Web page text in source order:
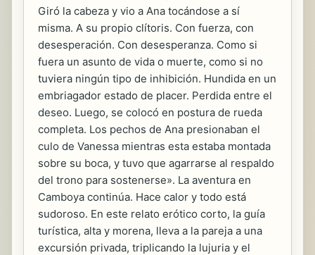
Giró la cabeza y vio a Ana tocándose a sí
misma. A su propio clítoris. Con fuerza, con
desesperación. Con desesperanza. Como si
fuera un asunto de vida o muerte, como si no
tuviera ningún tipo de inhibición. Hundida en un
embriagador estado de placer. Perdida entre el
deseo. Luego, se colocó en postura de rueda
completa. Los pechos de Ana presionaban el
culo de Vanessa mientras esta estaba montada
sobre su boca, y tuvo que agarrarse al respaldo
del trono para sostenerse». La aventura en
Camboya continúa. Hace calor y todo está
sudoroso. En este relato erótico corto, la guía
turística, alta y morena, lleva a la pareja a una
excursión privada, triplicando la lujuria y el